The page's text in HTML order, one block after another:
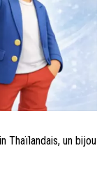
Thaïlandais, un bijou